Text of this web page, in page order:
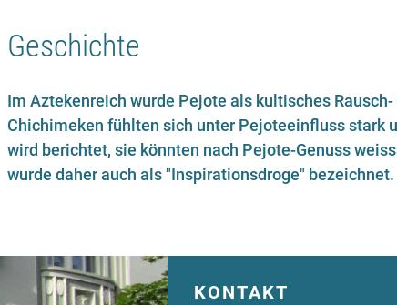
Geschichte
Im Aztekenreich wurde Pejote als kultisches
Chichimeken fühlten sich unter Pejoteeinfluss stark
wird berichtet, sie könnten nach Pejote-Genuss
wurde daher auch als "Inspirationsdroge" bezeichnet.
KONTAKT